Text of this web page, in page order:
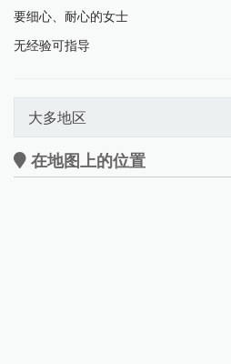
要细心、耐心的女士
无经验可指导
大多地区
在地图上的位置